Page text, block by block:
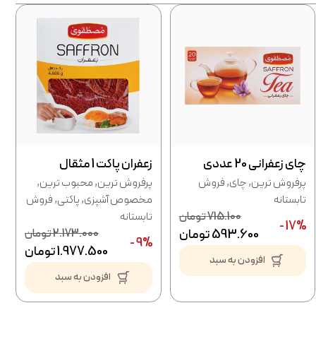
چای زعفرانی 20 عددی
پرفروش ترین,چای,فروش
تابستانه
17% -
715.100تومان
593.600تومان
افزودن به سبد
زعفران پاکت 1 مثقال
پرفروش ترین,محبوب ترین,
مخصوص آشپزی,پاکتی,فروش
تابستانه
9% -
2.173.000تومان
1.977.500تومان
افزودن به سبد